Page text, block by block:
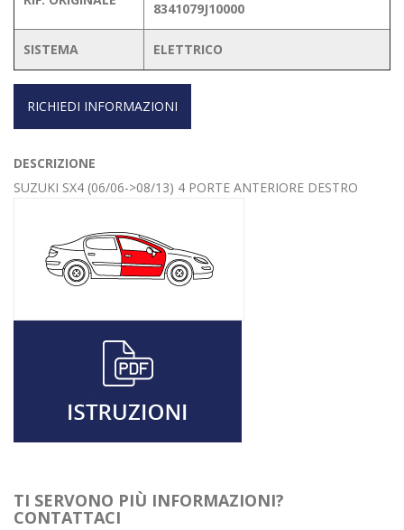
8341079J10000
SISTEMA ELETTRICO
RICHIEDI INFORMAZIONI
DESCRIZIONE
SUZUKI SX4 (06/06->08/13) 4 PORTE ANTERIORE DESTRO
TI SERVONO PIÙ INFORMAZIONI?
CONTATTACI